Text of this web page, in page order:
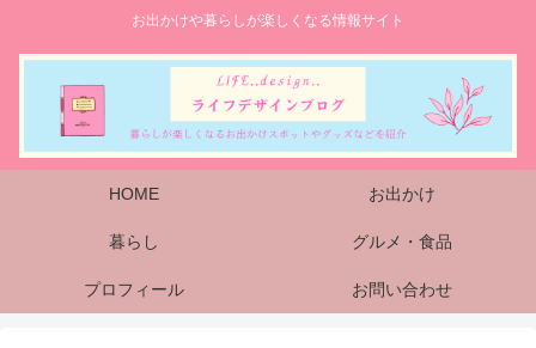
お出かけや暮らしが楽しくなる情報サイト
HOME お出かけ
暮らし グルメ・食品
プロフィール お問い合わせ